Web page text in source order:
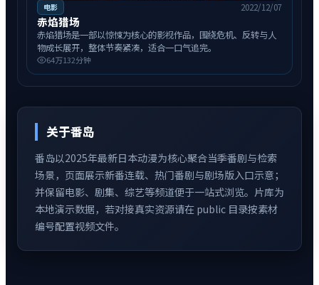
电影 2022/12/07
赤焰猎场
赤焰猎场是一部以惊悚为核心的影视作品，围绕危机、反转与人
物成长展开，整体节奏紧凑，适合一口气追完。
64万132分钟
关于番岛
番岛以2025年最新日本动漫为核心聚合当季番剧与检索
场景，页面展示新番连载、热门番剧与剧场版入口示意；
并保留电影、剧集、综艺等频道便于一站式浏览。片库为
本地演示数据，若对接真实资源请在 public 目录按素材
编号配置视频文件。